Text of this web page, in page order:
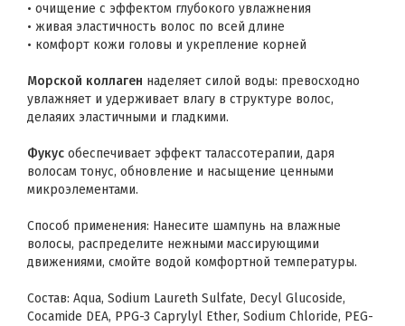
• очищение с эффектом глубокого увлажнения
• живая эластичность волос по всей длине
• комфорт кожи головы и укрепление корней
Морской коллаген наделяет силой воды: превосходно
увлажняет и удерживает влагу в структуре волос,
делаяих эластичными и гладкими.
Фукус обеспечивает эффект талассотерапии, даря
волосам тонус, обновление и насыщение ценными
микроэлементами.
Способ применения: Нанесите шампунь на влажные
волосы, распределите нежными массирующими
движениями, смойте водой комфортной температуры.
Состав: Aqua, Sodium Laureth Sulfate, Decyl Glucoside,
Cocamide DEA, PPG-3 Caprylyl Ether, Sodium Chloride, PEG-